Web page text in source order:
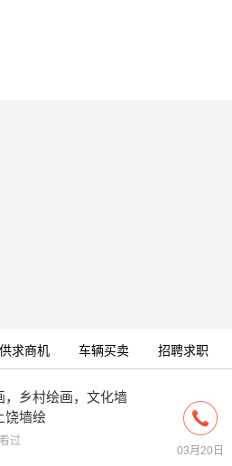
供求商机 车辆买卖 招聘求职
，乡村绘画，文化墙
饶墙绘
过
03月20日